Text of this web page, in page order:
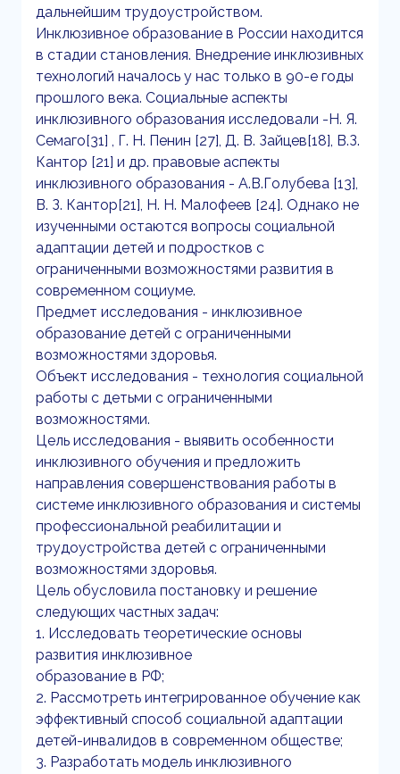
дальнейшим трудоустройством.
Инклюзивное образование в России находится
в стадии становления. Внедрение инклюзивных
технологий началось у нас только в 90-е годы
прошлого века. Социальные аспекты
инклюзивного образования исследовали -Н. Я.
Семаго[31] , Г. Н. Пенин [27], Д. В. Зайцев[18], В.З.
Кантор [21] и др. правовые аспекты
инклюзивного образования - А.В.Голубева [13],
В. З. Кантор[21], Н. Н. Малофеев [24]. Однако не
изученными остаются вопросы социальной
адаптации детей и подростков с
ограниченными возможностями развития в
современном социуме.
Предмет исследования - инклюзивное
образование детей с ограниченными
возможностями здоровья.
Объект исследования - технология социальной
работы с детьми с ограниченными
возможностями.
Цель исследования - выявить особенности
инклюзивного обучения и предложить
направления совершенствования работы в
системе инклюзивного образования и системы
профессиональной реабилитации и
трудоустройства детей с ограниченными
возможностями здоровья.
Цель обусловила постановку и решение
следующих частных задач:
1. Исследовать теоретические основы
развития инклюзивное
образование в РФ;
2. Рассмотреть интегрированное обучение как
эффективный способ социальной адаптации
детей-инвалидов в современном обществе;
3. Разработать модель инклюзивного